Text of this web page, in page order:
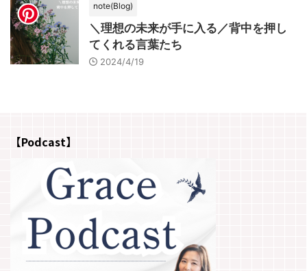
note(Blog)
＼理想の未来が手に入る／背中を押し
てくれる言葉たち
2024/4/19
【Podcast】